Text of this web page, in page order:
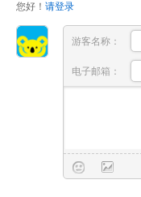
您好！ 请登录
游客名称：
电子邮箱：